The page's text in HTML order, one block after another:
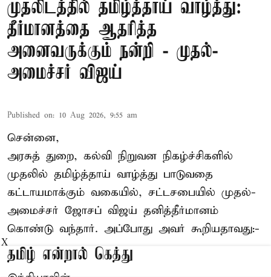
முதலிடத்தில் தமிழ்த்தாய் வாழ்த்து:
தீர்மானத்தை ஆதரித்த
அனைவருக்கும் நன்றி - முதல்-
அமைச்சர் விஜய்
Published on: 10 Aug 2026, 9:55 am
சென்னை,
அரசுத் துறை, கல்வி நிறுவன நிகழ்ச்சிகளில்
முதலில் தமிழ்த்தாய் வாழ்த்து பாடுவதை
கட்டாயமாக்கும் வகையில், சட்டசபையில் முதல்-
அமைச்சர் ஜோசப் விஜய் தனித்தீர்மானம்
கொண்டு வந்தார். அப்போது அவர் கூறியதாவது:-
தமிழ் என்றால் கெத்து
X